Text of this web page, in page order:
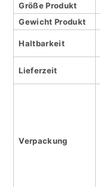
Größe Produkt
Gewicht Produkt
Haltbar­keit
Lieferzeit
Verpackung